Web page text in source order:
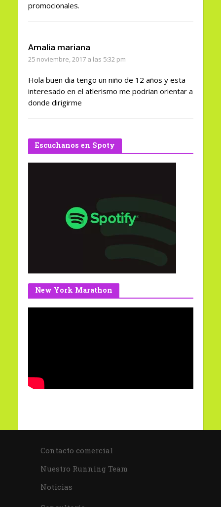
promocionales.
Amalia mariana
25 noviembre, 2017 a las 5:32 pm
Hola buen dia tengo un niño de 12 años y esta
interesado en el atlerismo me podrian orientar a
donde dirigirme
Escuchanos en Spoty
New York Marathon
Contacto comercial
Nuestro Running Team
Noticias